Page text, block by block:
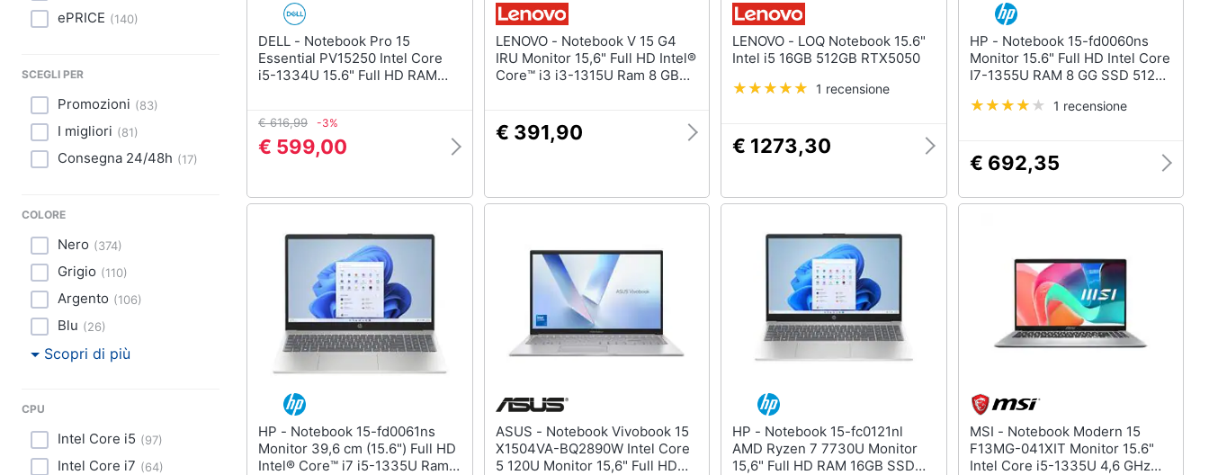
Festività e ricorrenze
Promozioni
ePRICE (140)
SCEGLI PER
Promozioni (83)
I migliori (81)
Consegna 24/48h (17)
COLORE
Nero (374)
Grigio (110)
Argento (106)
Blu (26)
Scopri di più
CPU
Intel Core i5 (97)
Intel Core i7 (64)
DELL - Notebook Pro 15
Essential PV15250 Intel Core
i5-1334U 15.6" Full HD RAM
€ 616,99 -3%
€ 599,00
LENOVO - Notebook V 15 G4
IRU Monitor 15,6" Full HD Intel®
Core™ i3 i3-1315U Ram 8 GB
x 3.2 Gen 1 Type C Windows 11
Pro
€ 391,90
LENOVO - LOQ Notebook 15.6"
Intel i5 16GB 512GB RTX5050
1 recensione
€ 1273,30
HP - Notebook 15-fd0060ns
Monitor 15.6" Full HD Intel Core
I7-1355U RAM 8 GG SSD 512
Tastiera in Spagnolo
1 recensione
€ 692,35
HP - Notebook 15-fd0061ns
Monitor 39,6 cm (15.6") Full HD
Intel® Core™ i7 i5-1335U Ram
ASUS - Notebook Vivobook 15
X1504VA-BQ2890W Intel Core
5 120U Monitor 15,6" Full HD
HP - Notebook 15-fc0121nl
AMD Ryzen 7 7730U Monitor
15,6" Full HD RAM 16GB SSD
MSI - Notebook Modern 15
F13MG-041XIT Monitor 15.6"
Intel Core i5-1335U 4,6 GHz